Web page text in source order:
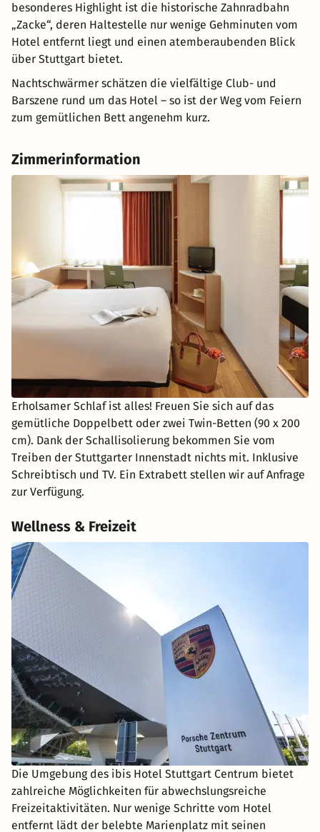
besonderes Highlight ist die historische Zahnradbahn
„Zacke“, deren Haltestelle nur wenige Gehminuten vom
Hotel entfernt liegt und einen atemberaubenden Blick
über Stuttgart bietet.
Nachtschwärmer schätzen die vielfältige Club- und
Barszene rund um das Hotel – so ist der Weg vom Feiern
zum gemütlichen Bett angenehm kurz.
Zimmerinformation
Erholsamer Schlaf ist alles! Freuen Sie sich auf das
gemütliche Doppelbett oder zwei Twin-Betten (90 x 200
cm). Dank der Schallisolierung bekommen Sie vom
Treiben der Stuttgarter Innenstadt nichts mit. Inklusive
Schreibtisch und TV. Ein Extrabett stellen wir auf Anfrage
zur Verfügung.
Wellness & Freizeit
Die Umgebung des ibis Hotel Stuttgart Centrum bietet
zahlreiche Möglichkeiten für abwechslungsreiche
Freizeitaktivitäten. Nur wenige Schritte vom Hotel
entfernt lädt der belebte Marienplatz mit seinen